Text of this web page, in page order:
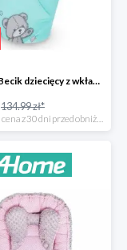
Belisima Becik dziecięcy z wkładem kokosowym Teddy Bear -24%
134.99 zł*